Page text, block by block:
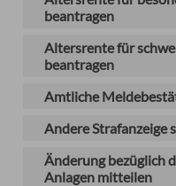
beantragen
Altersrente für
beantragen
Amtliche
Andere Strafanzeige
Änderung bezüglich
Anlagen mitteilen